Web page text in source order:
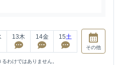
13木 14金 15土
その他
わけではありません。